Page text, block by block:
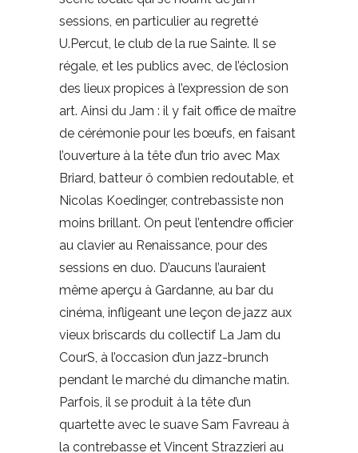
sessions, en particulier au regretté
U.Percut, le club de la rue Sainte. Il se
régale, et les publics avec, de l’éclosion
des lieux propices à l’expression de son
art. Ainsi du Jam : il y fait office de maître
de cérémonie pour les bœufs, en faisant
l’ouverture à la tête d’un trio avec Max
Briard, batteur ô combien redoutable, et
Nicolas Koedinger, contrebassiste non
moins brillant. On peut l’entendre officier
au clavier au Renaissance, pour des
sessions en duo. D’aucuns l’auraient
même aperçu à Gardanne, au bar du
cinéma, infligeant une leçon de jazz aux
vieux briscards du collectif La Jam du
CourS, à l’occasion d’un jazz-brunch
pendant le marché du dimanche matin.
Parfois, il se produit à la tête d’un
quartette avec le suave Sam Favreau à
la contrebasse et Vincent Strazzieri au